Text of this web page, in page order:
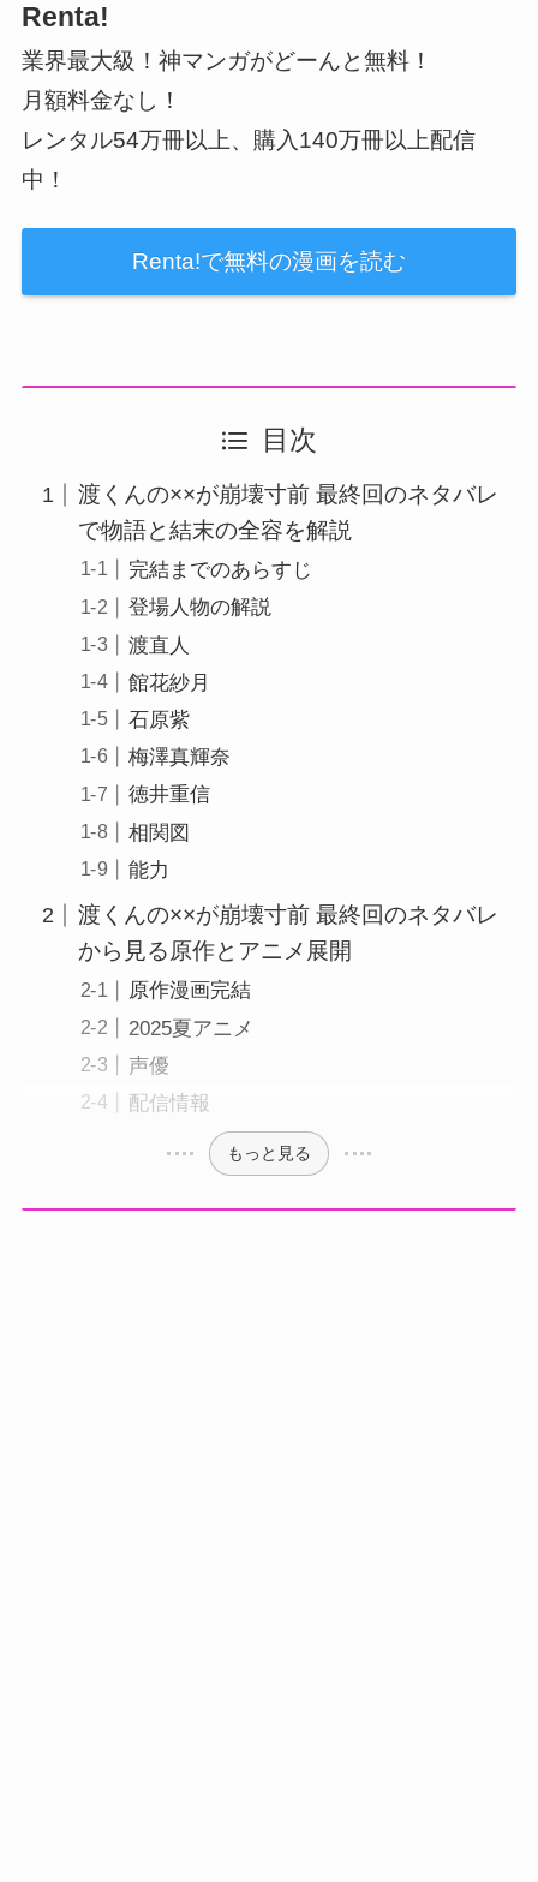
Renta!
業界最大級！神マンガがどーんと無料！
月額料金なし！
レンタル54万冊以上、購入140万冊以上配信
中！
Renta!で無料の漫画を読む
目次
渡くんの××が崩壊寸前 最終回のネタバレ
で物語と結末の全容を解説
完結までのあらすじ
登場人物の解説
渡直人
館花紗月
石原紫
梅澤真輝奈
徳井重信
相関図
能力
渡くんの××が崩壊寸前 最終回のネタバレ
から見る原作とアニメ展開
原作漫画完結
2025夏アニメ
声優
配信情報
もっと見る